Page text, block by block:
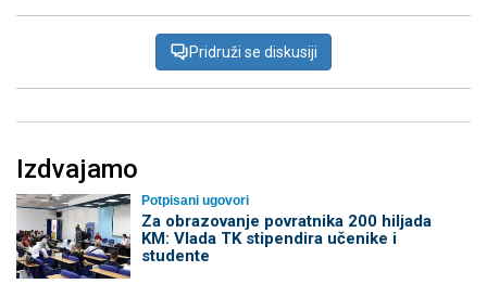
Pridruži se diskusiji
Izdvajamo
Potpisani ugovori
Za obrazovanje povratnika 200 hiljada
KM: Vlada TK stipendira učenike i
studente